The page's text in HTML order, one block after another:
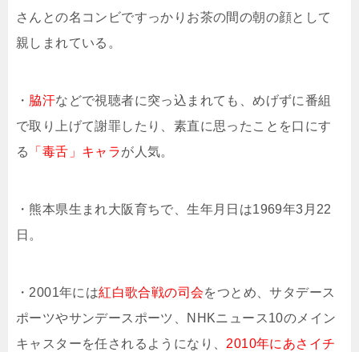
さんとの名コンビですっかりお茶の間の朝の顔として
親しまれている。
・ 脇汗などで視聴者に突っ込まれても、めげずに番組
で取り上げて謝罪したり、素直に思ったことを口にす
る
「毒舌」キャラが人気。
・熊本県生まれ大阪育ちで、生年月日は1969年3月22
日。
・2001年には紅白歌合戦の司会をつとめ、サタデース
ポーツやサンデースポーツ、NHKニュース10のメイン
キャスターを任されるようになり、 2010年にあさイチ